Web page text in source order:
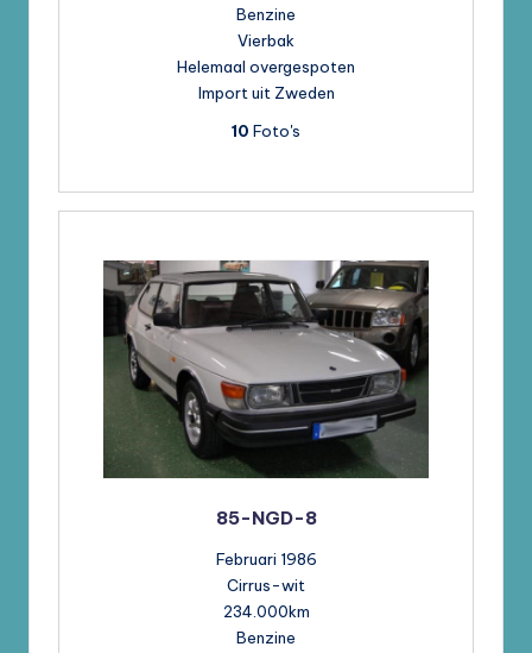
Benzine
Vierbak
Helemaal overgespoten
Import uit Zweden
10 Foto's
85-NGD-8
Februari 1986
Cirrus-wit
234.000km
Benzine